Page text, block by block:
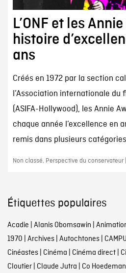
L’ONF et les
histoire
ans
Créés en 1972 par la section
l’Association internationale du
(ASIFA-Hollywood), les Annie
chaque année l’excellence en
remis dans plusieurs
Non classé, Perspective du conservateur
Étiquettes populaires
Acadie | Alanis Obomsawin |
1970 | Archives| Autochtones|
Cinéastes| Cinéma | Cinéma direct|
Cloutier| Claude Jutra | Co Hoedeman